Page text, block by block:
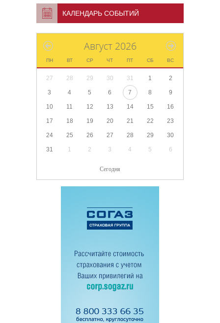
КАЛЕНДАРЬ СОБЫТИЙ
Август 2026
ПН ВТ СР ЧТ ПТ СБ ВС
27 28 29 30 31 1 2
3 4 5 6 7 8 9
10 11 12 13 14 15 16
17 18 19 20 21 22 23
24 25 26 27 28 29 30
31 1 2 3 4 5 6
Сегодня